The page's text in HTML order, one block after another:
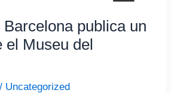
publica un
el Museu del
/ Uncategorized